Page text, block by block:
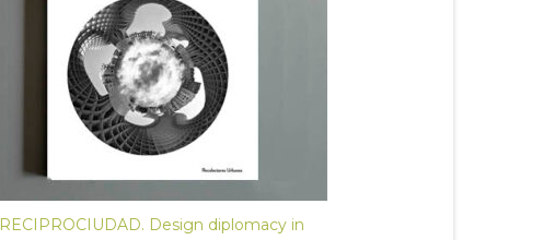
RECIPROCIUDAD. Design diplomacy in